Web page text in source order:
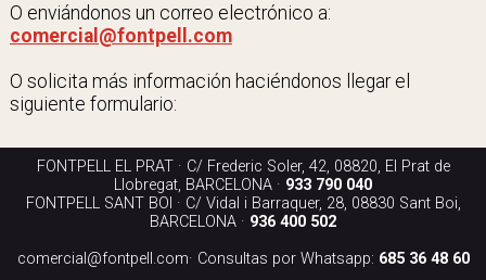
O enviándonos un correo electrónico a:
comercial@fontpell.com
O solicita más información haciéndonos llegar el
siguiente formulario:
FONTPELL EL PRAT · C/ Frederic Soler, 42, 08820, El Prat de
Llobregat, BARCELONA · 933 790 040
FONTPELL SANT BOI · C/ Vidal i Barraquer, 28, 08830 Sant Boi,
BARCELONA · 936 400 502
comercial@fontpell.com· Consultas por Whatsapp: 685 36 48 60